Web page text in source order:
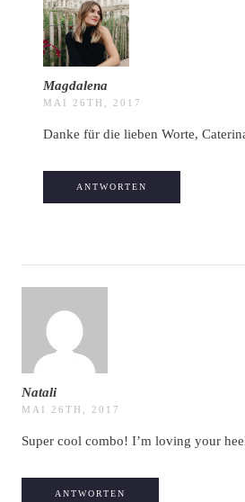
Magdalena
MAI 26TH, 2017
Danke für die lieben Worte,
ANTWORTEN
Natali
MAI 26TH, 2017
Super cool combo! I’m loving your
ANTWORTEN